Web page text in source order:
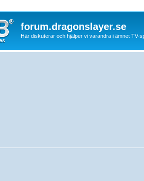
forum.dragonslayer.se
Här diskuterar och hjälper vi varandra i ämnet TV-